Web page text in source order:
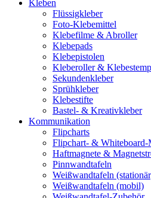
Kleben
Flüssigkleber
Foto-Klebemittel
Klebefilme & Abroller
Klebepads
Klebepistolen
Kleberoller &
Sekundenkleber
Sprühkleber
Klebestifte
Bastel- & Kreativkleber
Kommunikation
Flipcharts
Flipchart- & Whiteboard-
Haftmagnete &
Pinnwandtafeln
Weißwandtafeln
Weißwandtafeln (mobil)